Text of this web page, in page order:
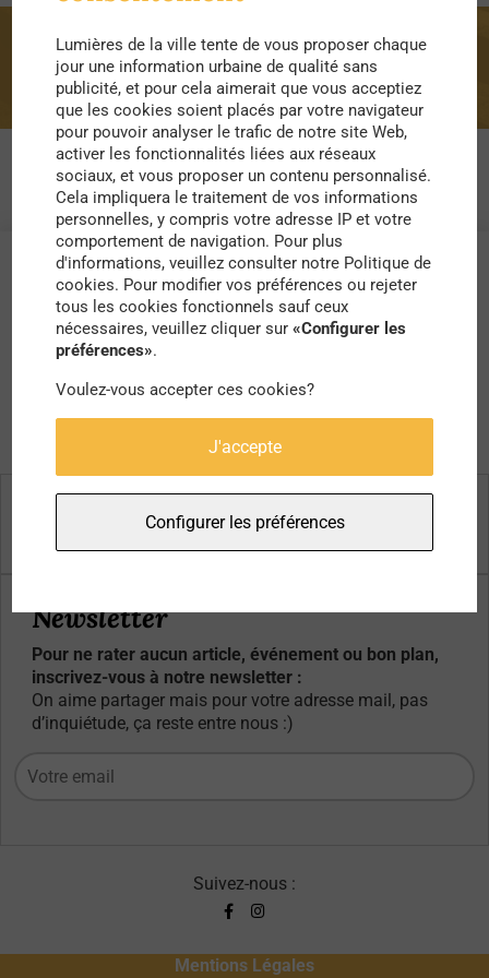
île de Pâques
Newsletter
Pour ne rater aucun article, événement ou bon plan,
inscrivez-vous à notre newsletter :
On aime partager mais pour votre adresse mail, pas
d’inquiétude, ça reste entre nous :)
Suivez-nous :
Mentions Légales
Lumières de la ville tente de vous proposer chaque
jour une information urbaine de qualité sans
publicité, et pour cela aimerait que vous acceptiez
que les cookies soient placés par votre navigateur
pour pouvoir analyser le trafic de notre site Web,
activer les fonctionnalités liées aux réseaux
sociaux, et vous proposer un contenu personnalisé.
Cela impliquera le traitement de vos informations
personnelles, y compris votre adresse IP et votre
comportement de navigation. Pour plus
d'informations, veuillez consulter notre Politique de
cookies. Pour modifier vos préférences ou rejeter
tous les cookies fonctionnels sauf ceux
nécessaires, veuillez cliquer sur«Configurer les
préférences».
Voulez-vous accepter ces cookies?
J'accepte
Configurer les préférences